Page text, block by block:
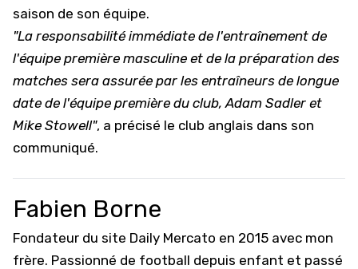
saison de son équipe.
"La responsabilité immédiate de l'entraînement de
l'équipe première masculine et de la préparation des
matches sera assurée par les entraîneurs de longue
date de l'équipe première du club, Adam Sadler et
Mike Stowell", a précisé le club anglais dans son
communiqué.
Fabien Borne
Fondateur du site Daily Mercato en 2015 avec mon
frère. Passionné de football depuis enfant et passé